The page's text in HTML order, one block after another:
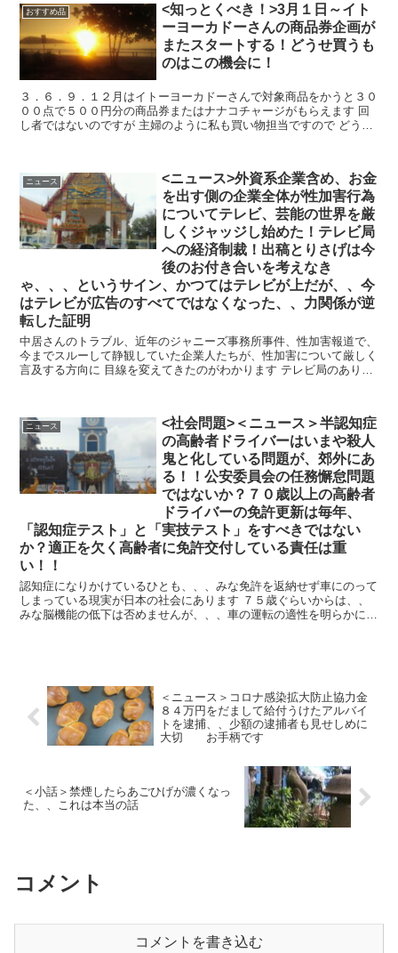
おすすめ品
<知っとくべき！>3月１日～イト
ーヨーカドーさんの商品券企画が
またスタートする！どうせ買うも
のはこの機会に！
３．６．９．１２月はイトーヨーカドーさんで対象商品をかうと３０
００点で５００円分の商品券またはナナコチャージがもらえます 回
し者ではないのですが 主婦のように私も買い物担当ですので どうせ
ニュース
<ニュース>外資系企業含め、お金
を出す側の企業全体が性加害行為
についてテレビ、芸能の世界を厳
しくジャッジし始めた！テレビ局
への経済制裁！出稿とりさげは今
後のお付き合いを考えなき
ゃ、、、というサイン、かつてはテレビが上だが、、今
はテレビが広告のすべてではなくなった、、力関係が逆
転した証明
中居さんのトラブル、近年のジャニーズ事務所事件、性加害報道で、
今までスルーして静観していた企業人たちが、性加害について厳しく
言及する方向に 目線を変えてきたのがわかります テレビ局のあり
ニュース
<社会問題>＜ニュース＞半認知症
の高齢者ドライバーはいまや殺人
鬼と化している問題が、郊外にあ
る！！公安委員会の任務懈怠問題
ではないか？７０歳以上の高齢者
ドライバーの免許更新は毎年、
「認知症テスト」と「実技テスト」をすべきではない
か？適正を欠く高齢者に免許交付している責任は重
い！！
認知症になりかけているひとも、、、みな免許を返納せず車にのって
しまっている現実が日本の社会にあります ７５歳ぐらいからは、、
みな脳機能の低下は否めませんが、、、車の運転の適性を明らかに欠
＜ニュース＞コロナ感染拡大防止協力金
８４万円をだまして給付うけたアルバイ
トを逮捕、、少額の逮捕者も見せしめに
大切 お手柄です
＜小話＞禁煙したらあごひげが濃くなっ
た、、これは本当の話
コメント
コメントを書き込む